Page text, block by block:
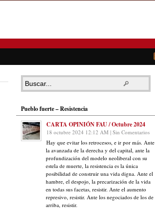
Pueblo fuerte – Resistencia
CARTA OPINIÓN FAU / Octubre 2024
18 octubre 2024 12:12 AM | Sin Comentarios
Hay que evitar los retrocesos, e ir por más. Ante
la avanzada de la derecha y del capital, ante la
profundización del modelo neoliberal con su
estela de muerte, la resistencia es la única
posibilidad de construir una vida digna. Ante el
hambre, el despojo, la precarización de la vida
en todas sus facetas, resistir. Ante el aumento
represivo, resistir. Ante los negociados de los de
arriba, resistir.